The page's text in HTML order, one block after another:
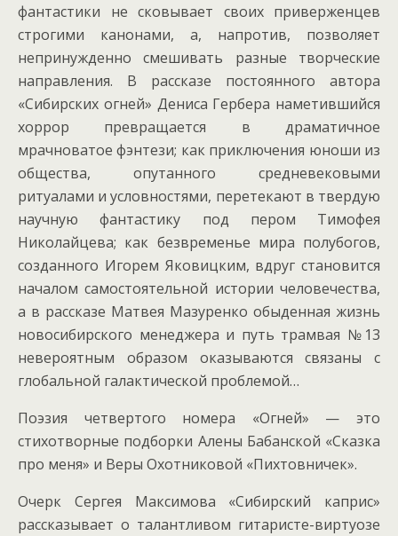
фантастики не сковывает своих приверженцев
строгими канонами, а, напротив, позволяет
непринужденно смешивать разные творческие
направления. В рассказе постоянного автора
«Сибирских огней» Дениса Гербера наметившийся
хоррор превращается в драматичное
мрачноватое фэнтези; как приключения юноши из
общества, опутанного средневековыми
ритуалами и условностями, перетекают в твердую
научную фантастику под пером Тимофея
Николайцева; как безвременье мира полубогов,
созданного Игорем Яковицким, вдруг становится
началом самостоятельной истории человечества,
а в рассказе Матвея Мазуренко обыденная жизнь
новосибирского менеджера и путь трамвая №13
невероятным образом оказываются связаны с
глобальной галактической проблемой…
Поэзия четвертого номера «Огней» — это
стихотворные подборки Алены Бабанской «Сказка
про меня» и Веры Охотниковой «Пихтовничек».
Очерк Сергея Максимова «Сибирский каприс»
рассказывает о талантливом гитаристе-виртуозе